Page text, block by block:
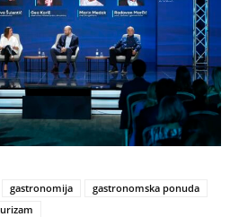
gastronomija
gastronomska ponuda